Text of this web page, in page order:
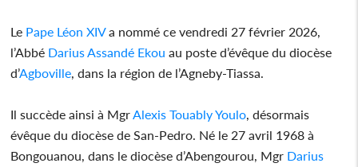
Le Pape Léon XIVa nommé ce vendredi 27 février 2026,
l’Abbé Darius Assandé Ekou au poste d’évêque du diocèse
d’Agboville , dans la région de l’Agneby-Tiassa.
Il succède ainsi à Mgr Alexis Touably Youlo , désormais
évêque du diocèse de San-Pedro. Né le 27 avril 1968 à
Bongouanou, dans le diocèse d’Abengourou, Mgr Darius